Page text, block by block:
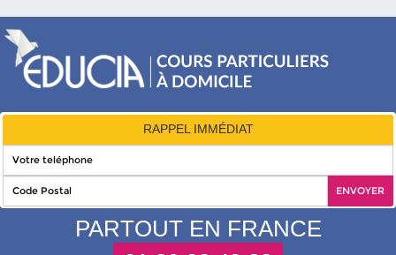
RAPPEL IMMÉDIAT
PARTOUT EN FRANCE